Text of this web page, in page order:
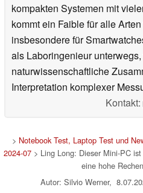
kompakten Systemen mit
kommt ein Faible für alle
insbesondere für
als Laboringenieur
naturwissenschaftliche
Interpretation komplexer
Kontakt:
> Notebook Test, Laptop Test und
2024-07> Ling Long: Dieser Mini-PC
eine hohe
Autor: Silvio Werner,